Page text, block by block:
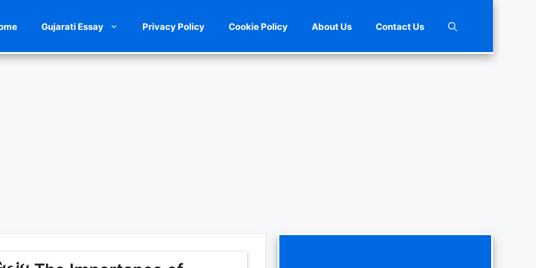
Gujarati Essay Privacy Policy Cookie Policy About Us Contact Us